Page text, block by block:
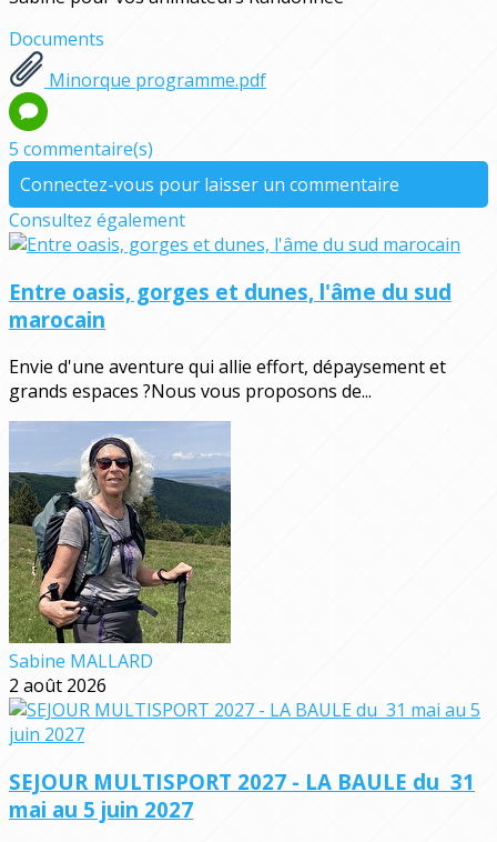
Documents
Minorque programme.pdf
5 commentaire(s)
Connectez-vous pour laisser un commentaire
Consultez également
Entre oasis, gorges et dunes, l'âme du sud
marocain
Envie d'une aventure qui allie effort, dépaysement et
grands espaces ?Nous vous proposons de...
Sabine MALLARD
2 août 2026
SEJOUR MULTISPORT 2027 - LA BAULE du 31
mai au 5 juin 2027